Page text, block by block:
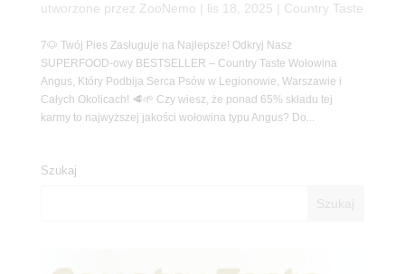
utworzone przez ZooNemo lis 18, 2025 Country Taste
7🐶 Twój Pies Zasługuje na Najlepsze! Odkryj Nasz
SUPERFOOD-owy BESTSELLER – Country Taste Wołowina
Angus, Który Podbija Serca Psów w Legionowie, Warszawie i
Całych Okolicach! 🥩🌱 Czy wiesz, że ponad 65% składu tej
karmy to najwyższej jakości wołowina typu Angus? Do...
Szukaj